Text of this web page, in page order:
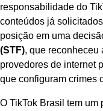
responsabilidade do
conteúdos já
posição em uma
(STF), que
provedores de internet
que configuram crimes
O TikTok Brasil tem